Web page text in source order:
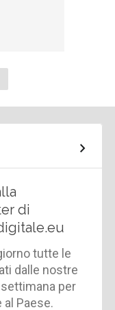
di
tutte le
dalle nostre
per
Paese.